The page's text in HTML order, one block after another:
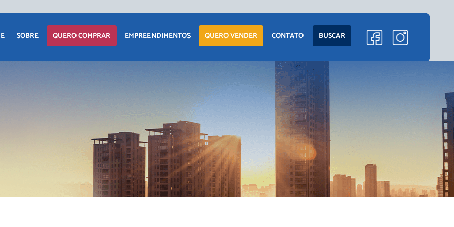
SOBRE QUERO COMPRAR EMPREENDIMENTOS
EM CONSTRUÇÃO
PRONTOS PARA
MORAR
COMERCIAIS
QUERO VENDER CONTATO BUSCAR
APARTAMENTO
CASA
COMERCIAIS
LANÇAMENTOS
EM CONSTRUÇÃO
PRONTOS PARA
MORAR
COMERCIAIS